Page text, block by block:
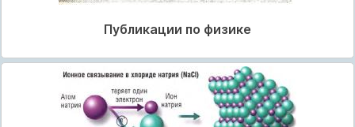
Публикации по физике